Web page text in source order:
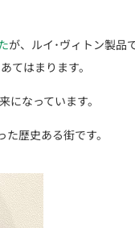
が、ルイ･ヴィトン製品
てはまります。
なっています。
歴史ある街です。